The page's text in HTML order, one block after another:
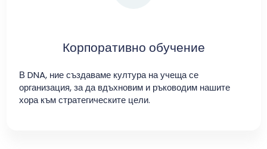
Корпоративно обучение
В DNA, ние създаваме култура на учеща се
организация, за да вдъхновим и ръководим нашите
хора към стратегическите цели.